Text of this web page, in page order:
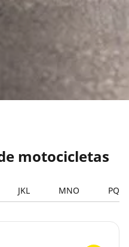
motocicletas
JKL MNO PQRS